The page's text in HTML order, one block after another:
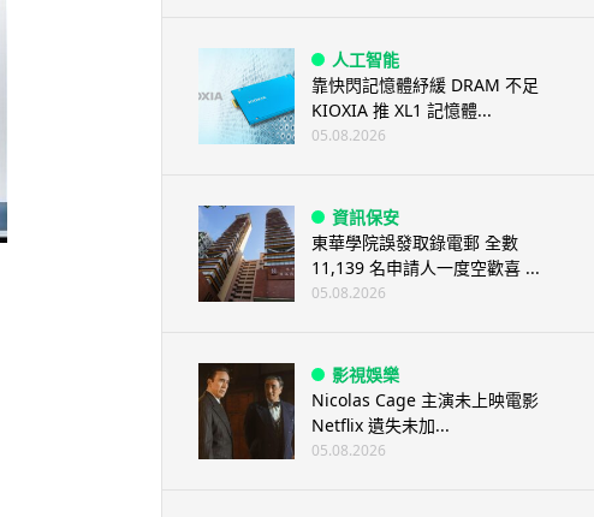
人工智能
靠快閃記憶體紓緩 DRAM 不足
KIOXIA 推 XL1 記憶體...
05.08.2026
資訊保安
東華學院誤發取錄電郵 全數
11,139 名申請人一度空歡喜 ...
05.08.2026
影視娛樂
Nicolas Cage 主演未上映電影
Netflix 遺失未加...
05.08.2026